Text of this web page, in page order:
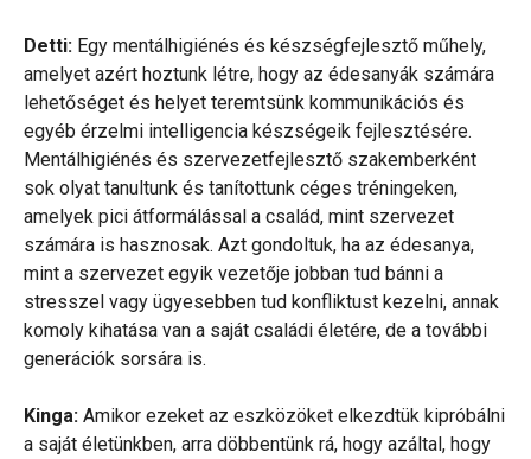
Detti: Egy mentálhigiénés és készségfejlesztő műhely,
amelyet azért hoztunk létre, hogy az édesanyák számára
lehetőséget és helyet teremtsünk kommunikációs és
egyéb érzelmi intelligencia készségeik fejlesztésére.
Mentálhigiénés és szervezetfejlesztő szakemberként
sok olyat tanultunk és tanítottunk céges tréningeken,
amelyek pici átformálással a család, mint szervezet
számára is hasznosak. Azt gondoltuk, ha az édesanya,
mint a szervezet egyik vezetője jobban tud bánni a
stresszel vagy ügyesebben tud konfliktust kezelni, annak
komoly kihatása van a saját családi életére, de a további
generációk sorsára is.
Kinga: Amikor ezeket az eszközöket elkezdtük kipróbálni
a saját életünkben, arra döbbentünk rá, hogy azáltal, hogy